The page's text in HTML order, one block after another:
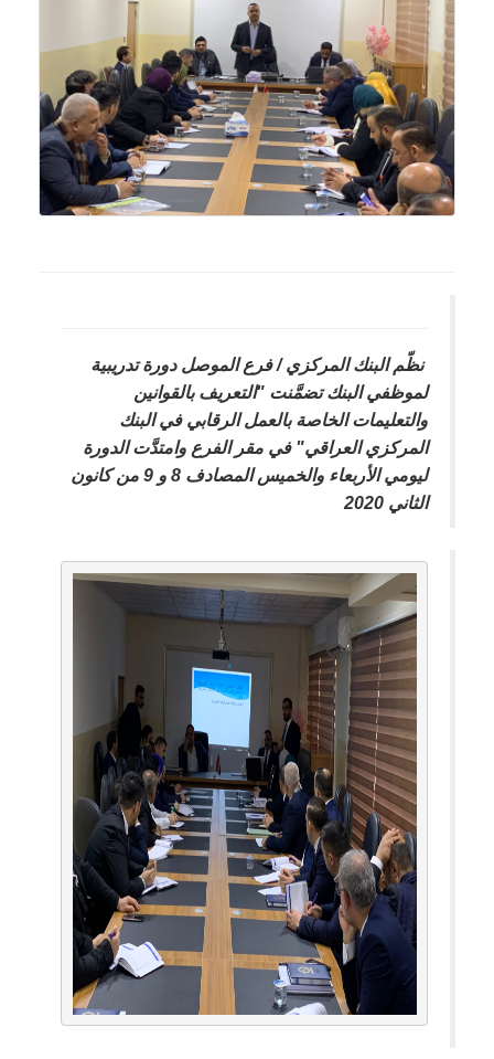
نظّم البنك المركزي / فرع الموصل دورة تدريبية
لموظفي البنك تضمَّنت "التعريف بالقوانين
والتعليمات الخاصة بالعمل الرقابي في البنك
المركزي العراقي" في مقر الفرع وامتدَّت الدورة
ليومي الأربعاء والخميس المصادف 8 و 9 من كانون
الثاني 2020